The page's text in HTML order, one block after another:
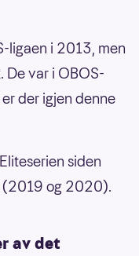
ligaen i 2013, men
De var i OBOS-
der igjen denne
siden
(2019 og 2020).
av det